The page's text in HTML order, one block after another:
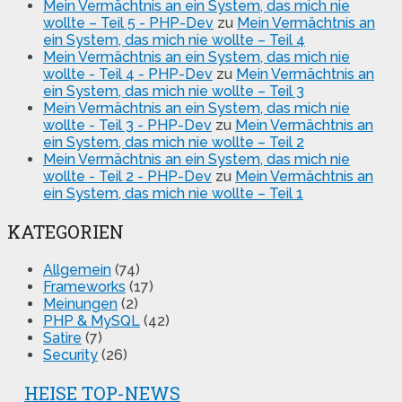
Mein Vermächtnis an ein System, das mich nie
wollte – Teil 5 - PHP-Dev zu Mein Vermächtnis an
ein System, das mich nie wollte – Teil 4
Mein Vermächtnis an ein System, das mich nie
wollte - Teil 4 - PHP-Dev zu Mein Vermächtnis an
ein System, das mich nie wollte – Teil 3
Mein Vermächtnis an ein System, das mich nie
wollte - Teil 3 - PHP-Dev zu Mein Vermächtnis an
ein System, das mich nie wollte – Teil 2
Mein Vermächtnis an ein System, das mich nie
wollte - Teil 2 - PHP-Dev zu Mein Vermächtnis an
ein System, das mich nie wollte – Teil 1
KATEGORIEN
Allgemein (74)
Frameworks (17)
Meinungen (2)
PHP & MySQL (42)
Satire (7)
Security (26)
HEISE TOP-NEWS